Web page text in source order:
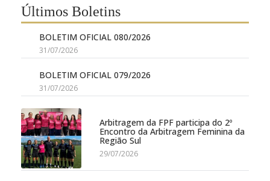
Últimos Boletins
BOLETIM OFICIAL 080/2026
31/07/2026
BOLETIM OFICIAL 079/2026
31/07/2026
Arbitragem da FPF participa do 2º
Encontro da Arbitragem Feminina da
Região Sul
29/07/2026